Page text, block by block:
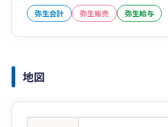
弥生会計 弥生販売 弥生給与
地図